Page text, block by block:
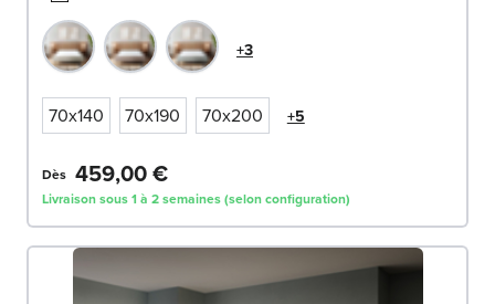
+3
70x140 70x190 70x200 +5
Dès 459,00 €
Livraison sous 1 à 2 semaines (selon configuration)